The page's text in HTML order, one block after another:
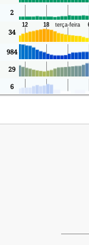
2
34
984
29
6